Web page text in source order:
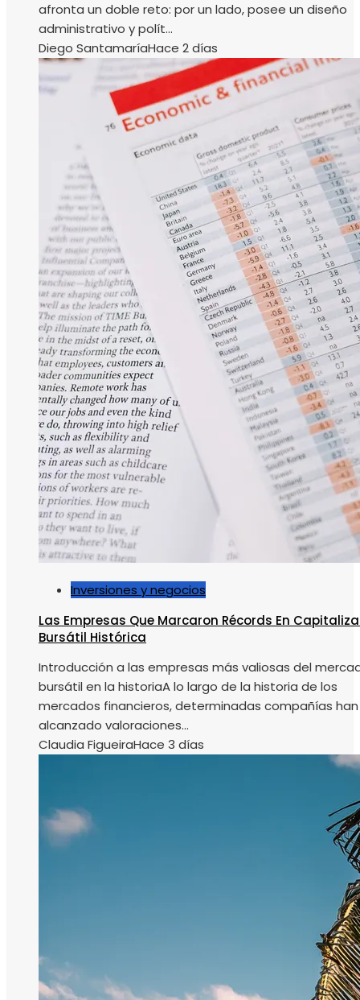
afronta un doble reto: por un lado, posee un diseño
administrativo y polít...
Diego SantamaríaHace 2 días
Inversiones y negocios
Las Empresas Que Marcaron Récords En
Bursátil Histórica
Introducción a las empresas más valiosas del
bursátil en la historiaA lo largo de la historia de los
mercados financieros, determinadas compañías han
alcanzado valoraciones...
Claudia FigueiraHace 3 días